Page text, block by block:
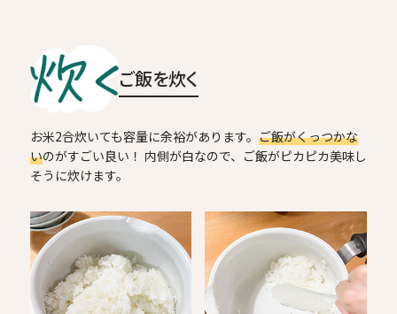
ご飯を炊く
お米2合炊いても容量に余裕があります。 ご飯がくっつかな
いのがすごい良い！ 内側が白なので、ご飯がピカピカ美味し
そうに炊けます。